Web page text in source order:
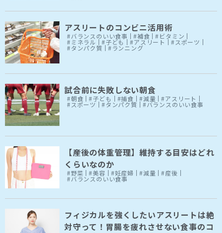
アスリートのコンビニ活用術
#バランスのいい食事 #補食 #ビタミン
#ミネラル #子ども #アスリート #スポーツ
#タンパク質 #ランニング
試合前に失敗しない朝食
#朝食 #子ども #捕食 #減量 #アスリート
#スポーツ #タンパク質 #バランスのいい食事
【産後の体重管理】維持する目安はどれ
くらいなのか
#野菜 #美容 #妊産婦 #減量 #産後
#バランスのいい食事
フィジカルを強くしたいアスリートは絶
対守って！胃腸を疲れさせない食事のコ